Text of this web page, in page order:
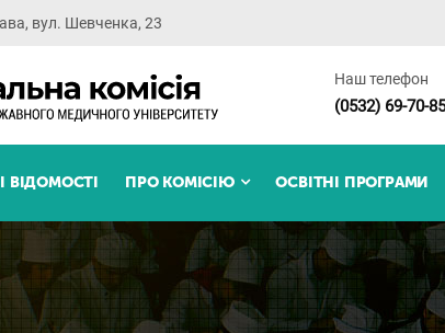
вул. Шевченка, 23
Наш телефон
(0532) 69-70-85
ВІДОМОСТІ ПРО КОМІСІЮ ОСВІТНІ ПРОГРАМИ